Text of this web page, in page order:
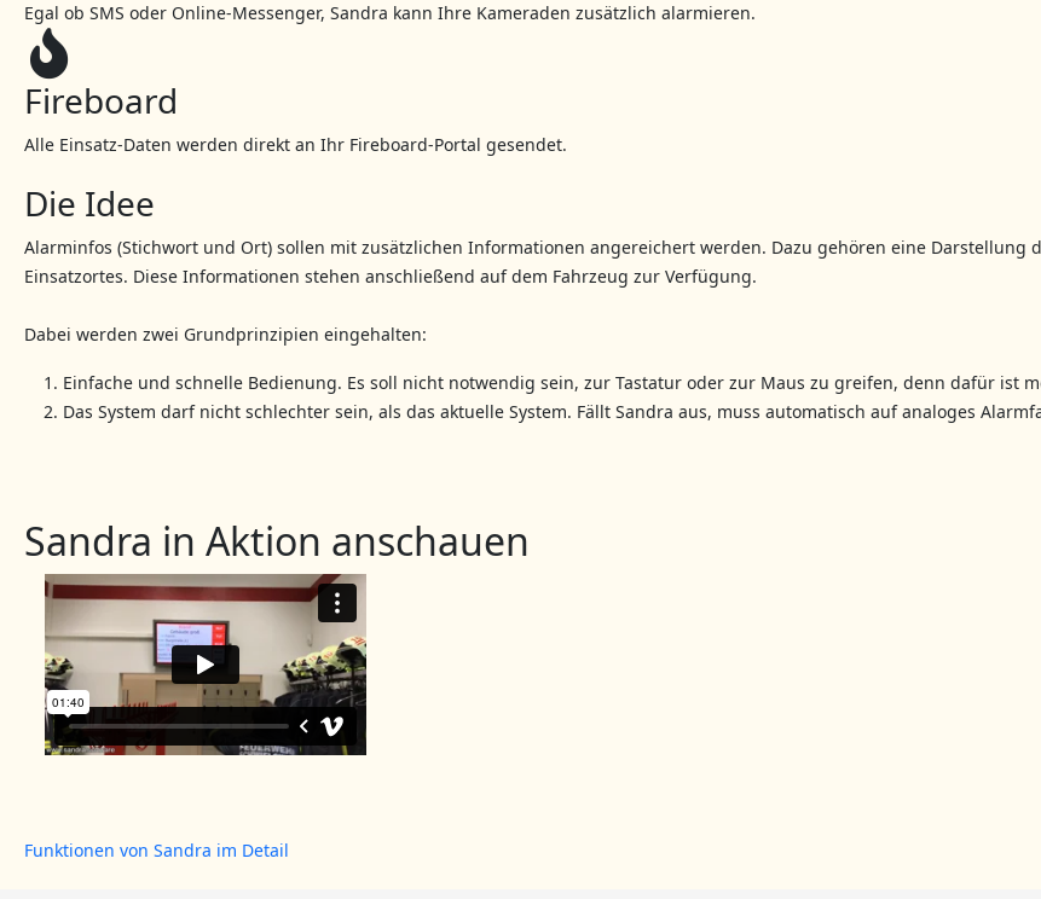
Egal ob SMS oder Online-Messenger, Sandra kann Ihre Kameraden zusätzlich alarmieren.
Fireboard
Alle Einsatz-Daten werden direkt an Ihr Fireboard-Portal gesendet.
Die Idee
Alarminfos (Stichwort und Ort) sollen mit zusätzlichen Informationen angereichert werden. Dazu gehören eine Darstellung
Einsatzortes. Diese Informationen stehen anschließend auf dem Fahrzeug zur Verfügung.
Dabei werden zwei Grundprinzipien eingehalten:
Einfache und schnelle Bedienung. Es soll nicht notwendig sein, zur Tastatur oder zur Maus zu greifen, denn dafür ist
Das System darf nicht schlechter sein, als das aktuelle System. Fällt Sandra aus, muss automatisch auf analoges
Sandra in Aktion anschauen
Funktionen von Sandra im Detail